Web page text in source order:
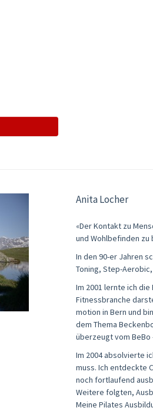
Anita Locher
«Der Kontakt zu
und Wohlbefinden
In den 90-er Jahren
Toning, Step-
Im 2001 lernte ich
Fitnessbranche
motion in Bern und
dem Thema
überzeugt vom BeBo
Im 2004 absolvierte
muss. Ich entdeckte
noch fortlaufend
Weitere folgten,
Meine Pilates